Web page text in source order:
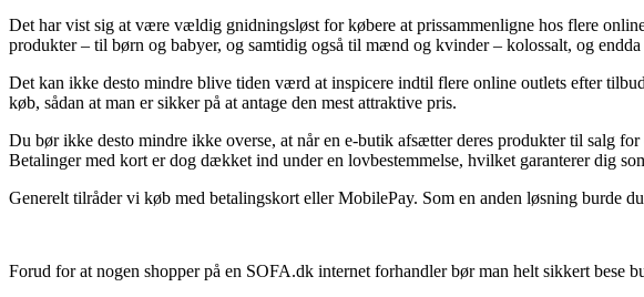
Det har vist sig at være vældig gnidningsløst for købere at prissammenligne hos flere
produkter – til børn og babyer, og samtidig også til mænd og kvinder – kolossalt, og
Det kan ikke desto mindre blive tiden værd at inspicere indtil flere online outlets efter
køb, sådan at man er sikker på at antage den mest attraktive pris.
Du bør ikke desto mindre ikke overse, at når en e-butik afsætter deres produkter til salg
Betalinger med kort er dog dækket ind under en lovbestemmelse, hvilket garanterer dig
Generelt tilråder vi køb med betalingskort eller MobilePay. Som en anden løsning burde
Forud for at nogen shopper på en SOFA.dk internet forhandler bør man helt sikkert bese